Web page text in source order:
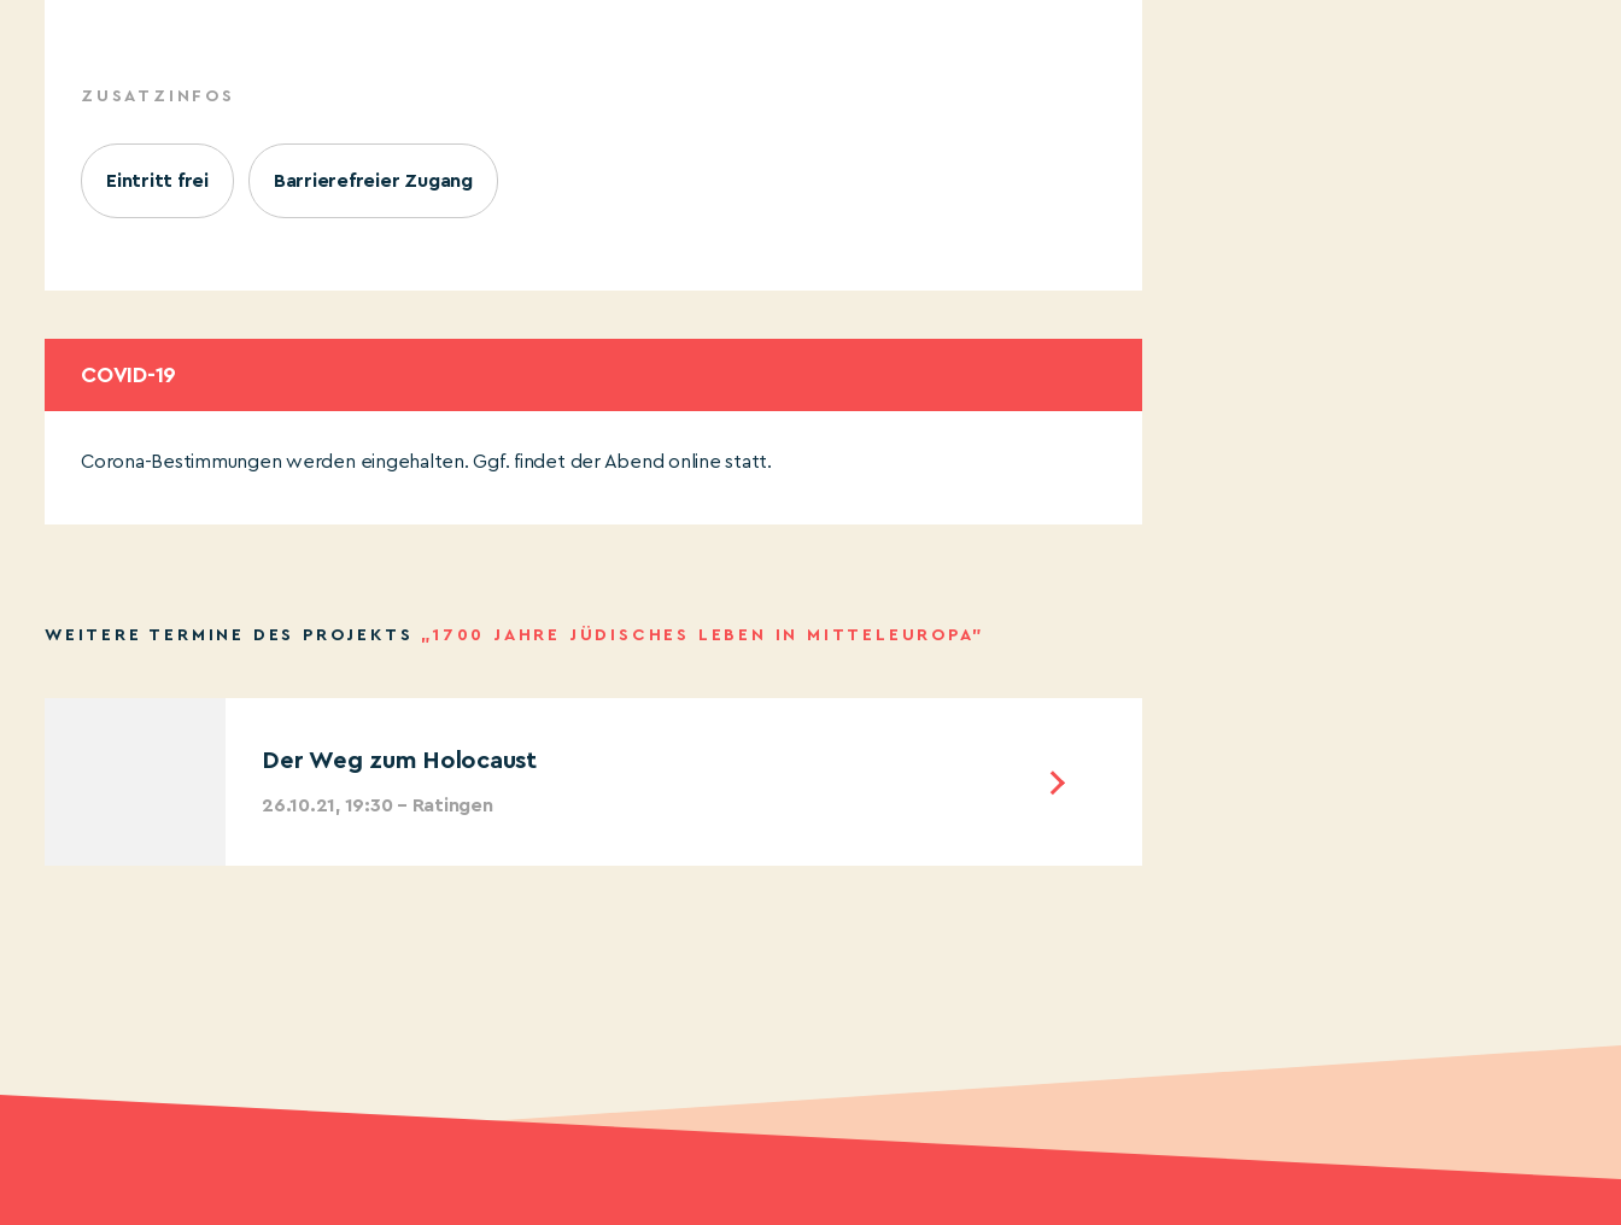
ZUSATZINFOS
Eintritt frei Barrierefreier Zugang
COVID-19
Corona-Bestimmungen werden eingehalten. Ggf. findet der Abend online statt.
WEITERE TERMINE DES PROJEKTS „1700 JAHRE JÜDISCHES LEBEN IN MITTELEUROPA”
Der Weg zum Holocaust
26.10.21, 19:30 – Ratingen